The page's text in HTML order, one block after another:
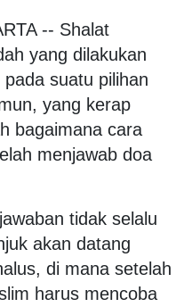
-- Shalat
yang dilakukan
suatu pilihan
yang kerap
bagaimana cara
menjawab doa
tidak selalu
akan datang
di mana setelah
harus mencoba